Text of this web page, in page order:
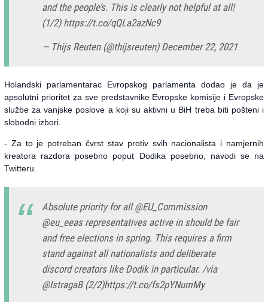
and the people’s. This is clearly not helpful at all!
(1/2) https://t.co/qQLa2azNc9
— Thijs Reuten (@thijsreuten) December 22, 2021
Holandski parlamentarac Evropskog parlamenta dodao je da je
apsolutni prioritet za sve predstavnike Evropske komisije i Evropske
službe za vanjske poslove a koji su aktivni u BiH treba biti pošteni i
slobodni izbori.
- Za to je potreban čvrst stav protiv svih nacionalista i namjernih
kreatora razdora posebno poput Dodika posebno, navodi se na
Twitteru.
Absolute priority for all@EU_Commission
@eu_eeasrepresentatives active in should be fair
and free elections in spring. This requires a firm
stand against all nationalists and deliberate
discord creators like Dodik in particular. /via
@IstragaB(2/2)https://t.co/fs2pYNumMy